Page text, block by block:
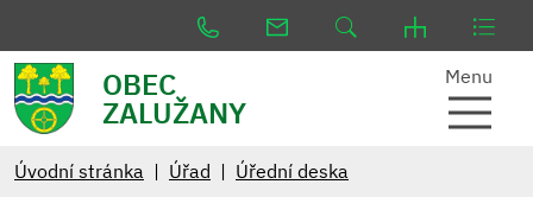
OBEC
ZALUŽANY
Menu
Úvodní stránka Úřad Úřední deska